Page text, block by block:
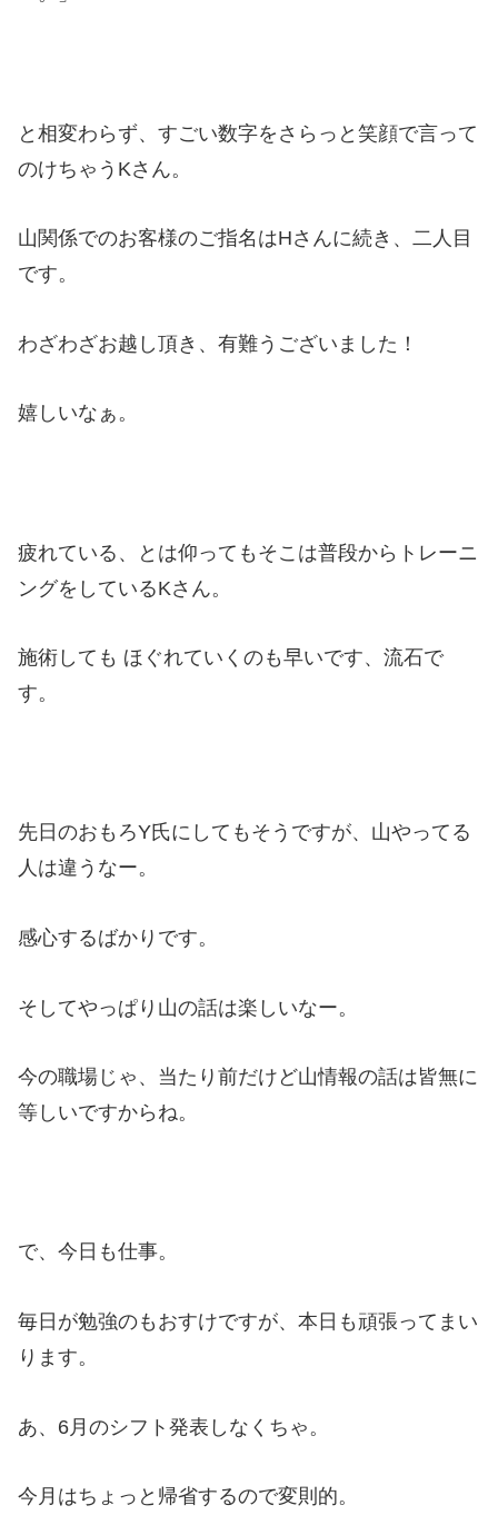
と相変わらず、すごい数字をさらっと笑顔で言って
のけちゃうKさん。
山関係でのお客様のご指名はHさんに続き、二人目
です。
わざわざお越し頂き、有難うございました！
嬉しいなぁ。
疲れている、とは仰ってもそこは普段からトレーニ
ングをしているKさん。
施術しても ほぐれていくのも早いです、流石で
す。
先日のおもろY氏にしてもそうですが、山やってる
人は違うなー。
感心するばかりです。
そしてやっぱり山の話は楽しいなー。
今の職場じゃ、当たり前だけど山情報の話は皆無に
等しいですからね。
で、今日も仕事。
毎日が勉強のもおすけですが、本日も頑張ってまい
ります。
あ、6月のシフト発表しなくちゃ。
今月はちょっと帰省するので変則的。